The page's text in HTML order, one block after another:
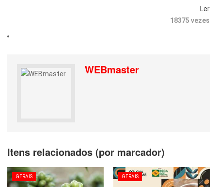
Ler
18375 vezes
WEBmaster
Itens relacionados (por marcador)
GERAIS GERAIS